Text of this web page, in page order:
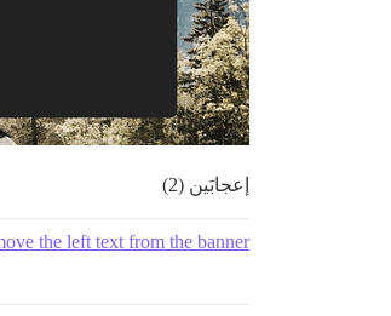
إعجابَين (2)
the left text from the banner